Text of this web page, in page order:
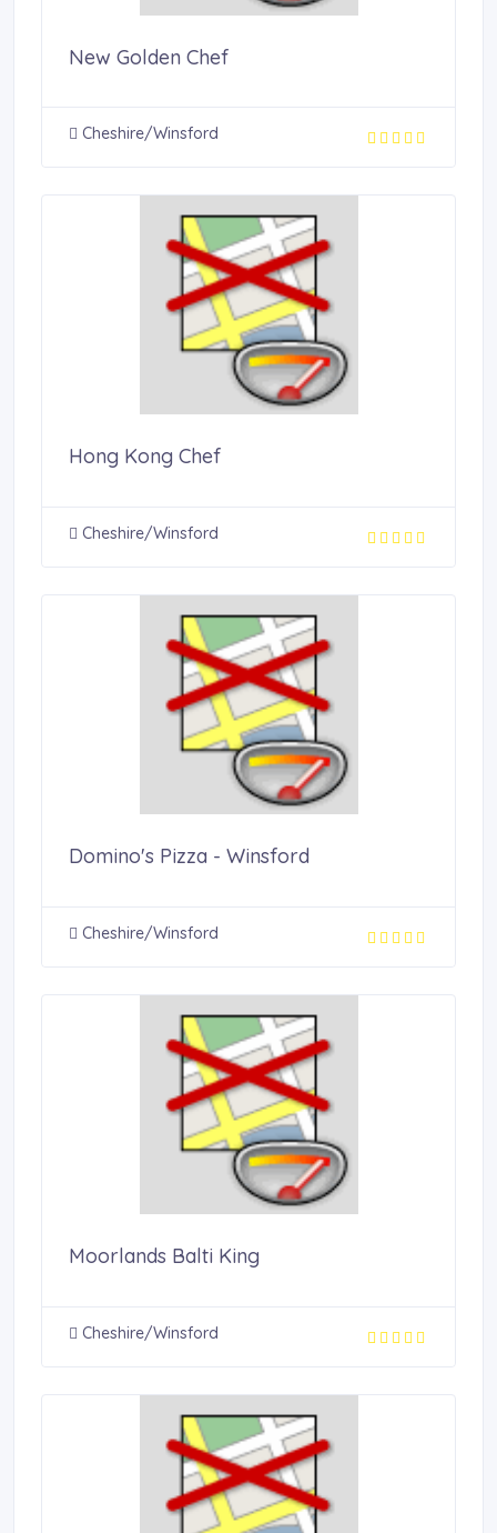
New Golden Chef
Cheshire/Winsford
Hong Kong Chef
Cheshire/Winsford
Domino's Pizza - Winsford
Cheshire/Winsford
Moorlands Balti King
Cheshire/Winsford